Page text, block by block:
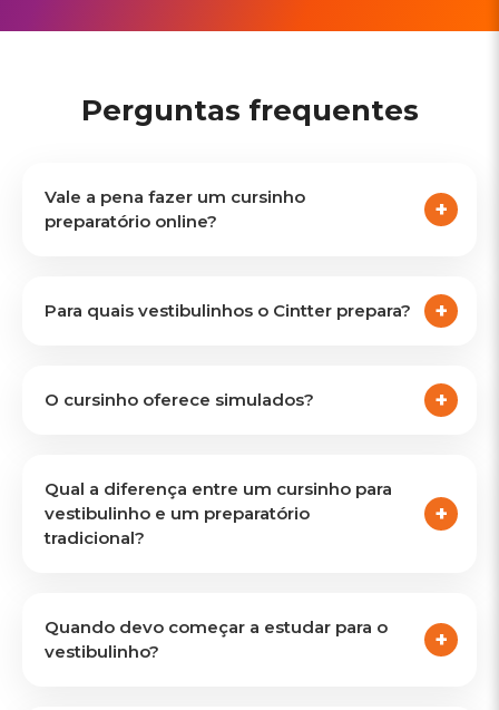
Perguntas frequentes
Vale a pena fazer um cursinho
preparatório online?
Para quais vestibulinhos o Cintter prepara?
O cursinho oferece simulados?
Qual a diferença entre um cursinho para
vestibulinho e um preparatório
tradicional?
Quando devo começar a estudar para o
vestibulinho?